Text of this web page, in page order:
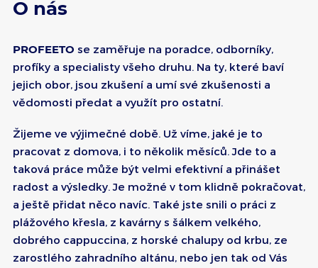
O nás
PROFEETO se zaměřuje na poradce, odborníky,
profíky a specialisty všeho druhu. Na ty, které baví
jejich obor, jsou zkušení a umí své zkušenosti a
vědomosti předat a využít pro ostatní.
Žijeme ve výjimečné době. Už víme, jaké je to
pracovat z domova, i to několik měsíců. Jde to a
taková práce může být velmi efektivní a přinášet
radost a výsledky. Je možné v tom klidně pokračovat,
a ještě přidat něco navíc. Také jste snili o práci z
plážového křesla, z kavárny s šálkem velkého,
dobrého cappuccina, z horské chalupy od krbu, ze
zarostlého zahradního altánu, nebo jen tak od Vás